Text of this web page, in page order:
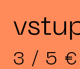
3 / 5 €